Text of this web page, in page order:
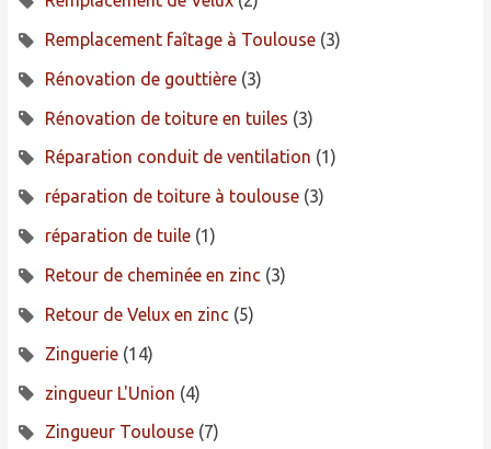
Remplacement faîtage à Toulouse(3)
Rénovation de gouttière(3)
Rénovation de toiture en tuiles (3)
Réparation conduit de ventilation (1)
réparation de toiture à toulouse(3)
réparation de tuile(1)
Retour de cheminée en zinc(3)
Retour de Velux en zinc(5)
Zinguerie(14)
zingueur L'Union (4)
Zingueur Toulouse(7)